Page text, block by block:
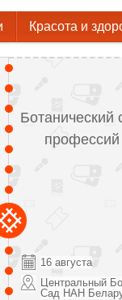
Красота и
Ботанический
16 августа
Центральный
Сад НАН